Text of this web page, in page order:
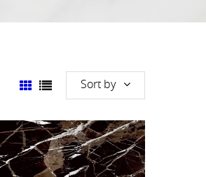
Sort by